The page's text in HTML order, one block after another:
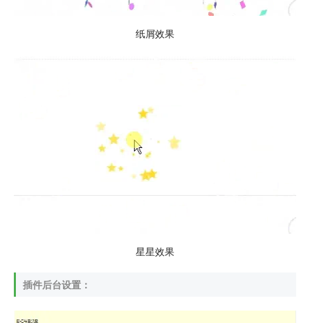
纸屑效果
星星效果
插件后台设置：